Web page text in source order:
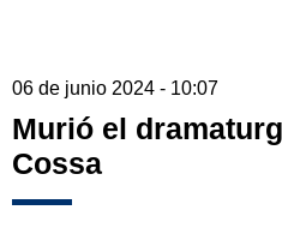
06 de junio 2024 - 10:07
Murió el
Cossa